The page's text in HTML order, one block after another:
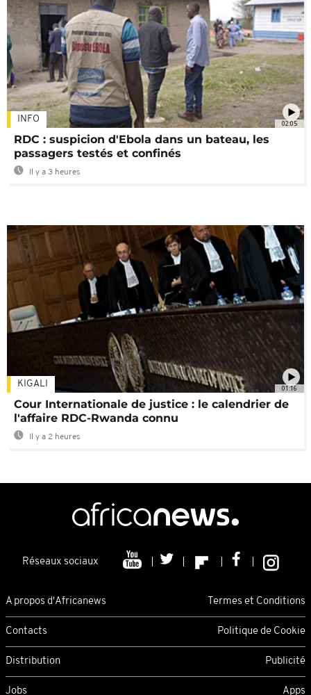
02:05
INFO
RDC : suspicion d'Ebola dans un bateau, les
passagers testés et confinés
Il y a 3 heures
01:16
KIGALI
Cour Internationale de justice : le calendrier de
l'affaire RDC-Rwanda connu
Il y a 2 heures
Réseaux sociaux
A propos d'Africanews Termes et Conditions
Contacts Politique de Cookie
Distribution Publicité
Jobs Apps